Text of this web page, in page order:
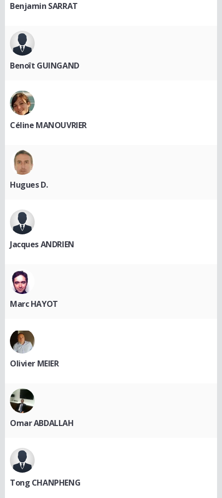
Benjamin SARRAT
Benoît GUINGAND
Céline MANOUVRIER
Hugues D.
Jacques ANDRIEN
Marc HAYOT
Olivier MEIER
Omar ABDALLAH
Tong CHANPHENG